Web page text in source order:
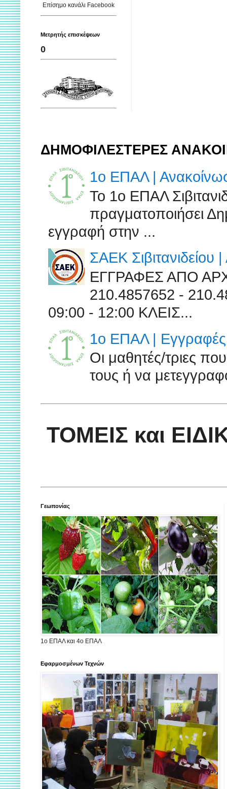
Επίσημο κανάλι Facebook
Μετρητής επισκέψεων
0
ΔΗΜΟΦΙΛΕΣΤΕΡΕΣ
1ο ΕΠΑΛ |
Το 1ο ΕΠΑΛ
πραγματοποιήσει
εγγραφή στην ...
ΣΑΕΚ Σιβιτανιδείου
ΕΓΓΡΑΦΕΣ ΑΠΟ
210.4857652 -
09:00 - 12:00 ΚΛΕΙΣ...
1ο ΕΠΑΛ | Εγγραφές
Οι μαθητές/τριες
τους ή να
ΤΟΜΕΙΣ και
Γεωπονίας
1ο ΕΠΑΛ και 4ο ΕΠΑΛ
Εφαρμοσμένων Τεχνών